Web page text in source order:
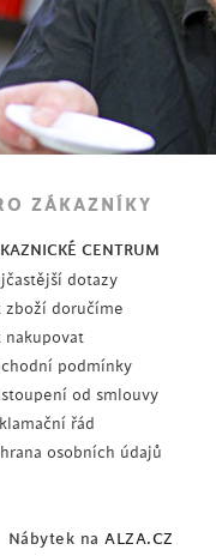
ZÁKAZNÍKY
CENTRUM
dotazy
zboží doručíme
nakupovat
podmínky
od smlouvy
řád
osobních údajů
Nábytek na ALZA.CZ